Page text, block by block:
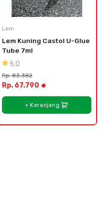
Lem
Lem Kuning Castol U-Glue
Tube 7ml
5.0
Rp. 83.382
Rp. 67.790
+ Keranjang